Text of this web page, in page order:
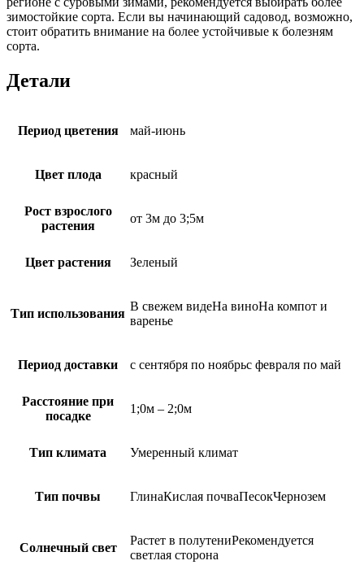
зимостойкие сорта. Если вы начинающий садовод, возможно,
стоит обратить внимание на более устойчивые к болезням
сорта.
Детали
Период цветения май-июнь
Цвет плода красный
Рост взрослого
растения
от 3м до 3;5м
Цвет растения Зеленый
Тип использования
В свежем видеНа виноНа компот и
варенье
Период доставки с сентября по ноябрьс февраля по май
Расстояние при
посадке
1;0м – 2;0м
Тип климата Умеренный климат
Тип почвы ГлинаКислая почваПесокЧернозем
Солнечный свет
Растет в полутениРекомендуется
светлая сторона